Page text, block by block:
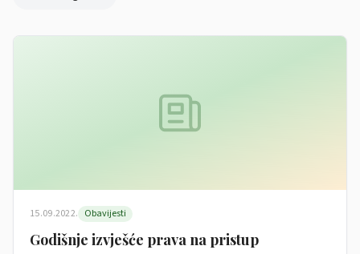
15.09.2022. Obavijesti
Godišnje izvješće prava na pristup